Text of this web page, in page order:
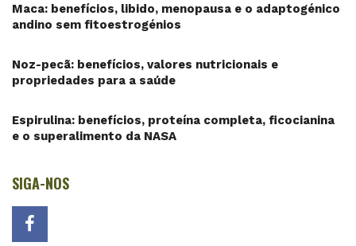
Maca: benefícios, libido, menopausa e o adaptogénico
andino sem fitoestrogénios
Noz-pecã: benefícios, valores nutricionais e
propriedades para a saúde
Espirulina: benefícios, proteína completa, ficocianina
e o superalimento da NASA
SIGA-NOS